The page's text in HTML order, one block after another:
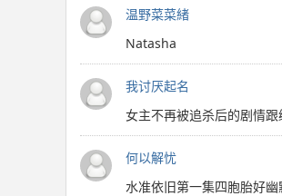
温野菜菜緒
Natasha
我讨厌起名
女主不再被追杀后的剧情
何以解忧
水准依旧第一集四胞胎好